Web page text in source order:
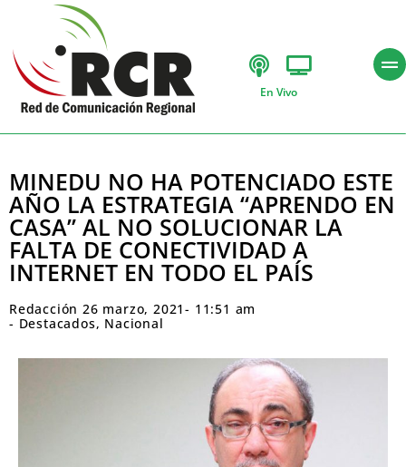
En Vivo
MINEDU NO HA POTENCIADO ESTE
AÑO LA ESTRATEGIA “APRENDO EN
CASA” AL NO SOLUCIONAR LA
FALTA DE CONECTIVIDAD A
INTERNET EN TODO EL PAÍS
Redacción 26 marzo, 2021- 11:51 am
- Destacados, Nacional